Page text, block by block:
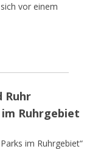
vor einem
Ruhr
Ruhrgebiet
im Ruhrgebiet“